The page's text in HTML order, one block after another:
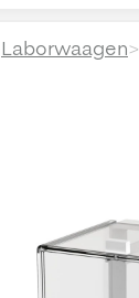
Laborwaagen>